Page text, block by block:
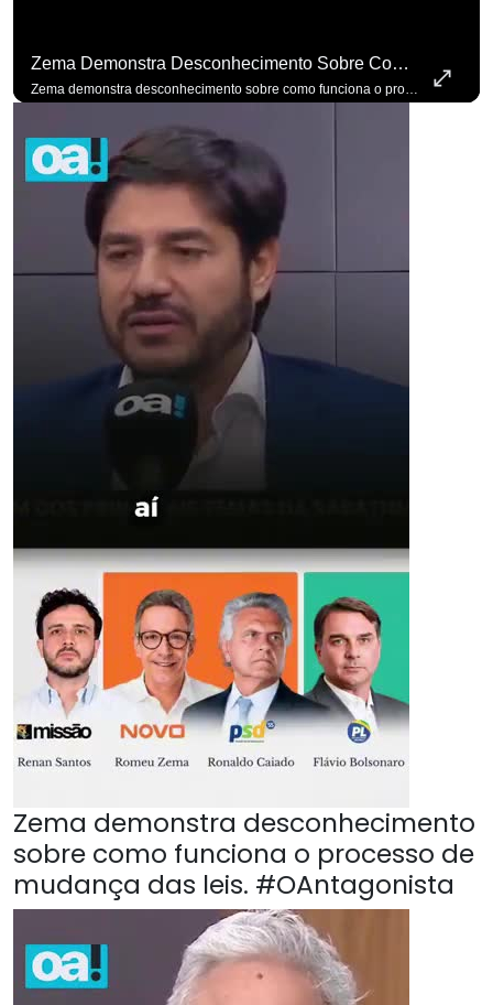
Zema Demonstra Desconhecimento Sobre Como Funciona O Processo De Mudança Das Leis. #OAntagonista
Zema demonstra desconhecimento
sobre como funciona o processo de
mudança das leis. #OAntagonista